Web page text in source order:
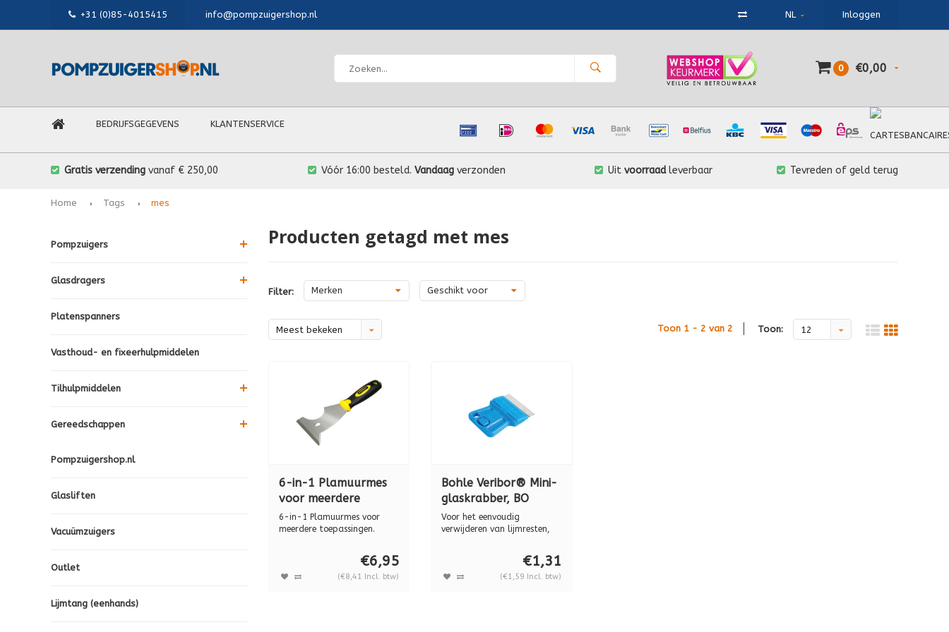
+31 (0)85-4015415 info@pompzuigershop.nl NL Inloggen
0 €0,00
BEDRIJFSGEGEVENS KLANTENSERVICE
Gratis verzending vanaf € 250,00 Vóór 16:00 besteld. Vandaag verzonden Uit voorraadleverbaar Tevreden of geld terug
Home Tags mes
Pompzuigers
Glasdragers
Platenspanners
Vasthoud- en fixeerhulpmiddelen
Tilhulpmiddelen
Gereedschappen
Pompzuigershop.nl
Glasliften
Vacuümzuigers
Outlet
Lijmtang (eenhands)
Producten getagd met mes
Filter: Merken Geschikt voor
Meest bekeken Toon 1 - 2 van 2 Toon: 12
6-in-1 Plamuurmes
voor meerdere
toepassingen, 0-28-
206
6-in-1 Plamuurmes voor
meerdere toepassingen.
€6,95
(€8,41 Incl. btw)
Bohle Veribor® Mini-
glaskrabber, BO
3002007
Voor het eenvoudig
verwijderen van lijmresten,
€1,31
(€1,59 Incl. btw)